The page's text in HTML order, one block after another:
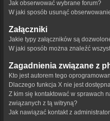
Jak obserwować wybrane forum?
W jaki sposób usunąć
Załączniki
Jakie typy załączników są
W jaki sposób można znaleźć
Zagadnienia związane z
Kto jest autorem tego
Dlaczego funkcja X nie jest
Z kim się kontaktować w sprawach
związanych z tą witryną?
Jak nawiązać kontakt z